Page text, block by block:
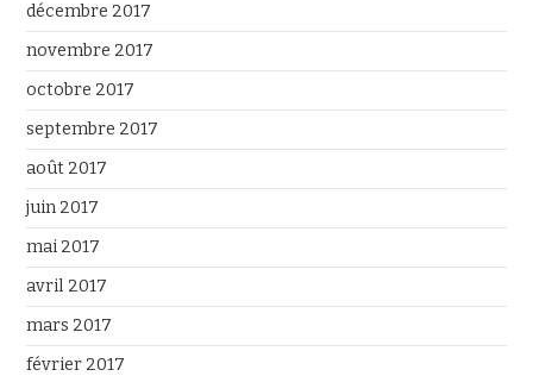
décembre 2017
novembre 2017
octobre 2017
septembre 2017
août 2017
juin 2017
mai 2017
avril 2017
mars 2017
février 2017